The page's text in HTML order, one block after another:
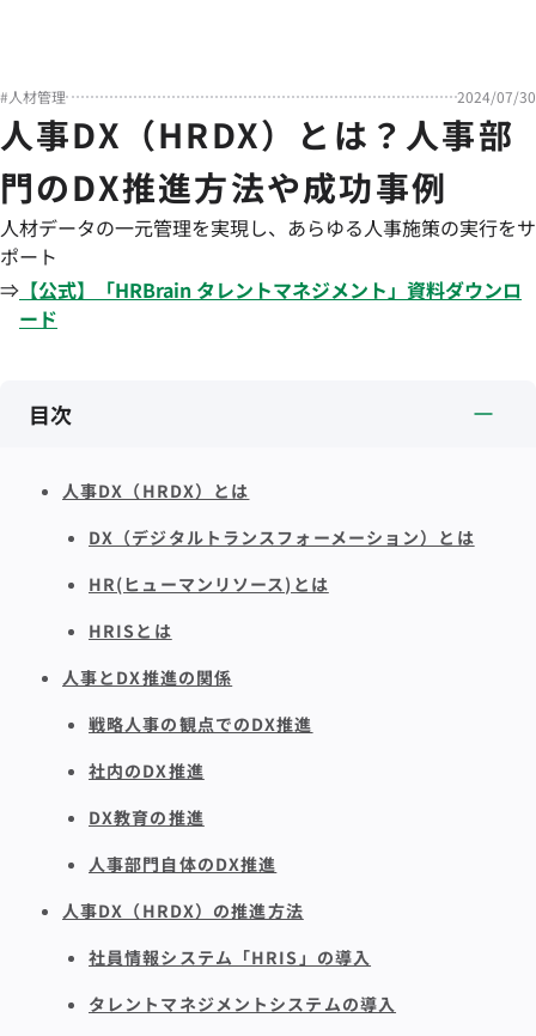
#人材管理 2024/07/30
人事DX（HRDX）とは？人事部
門のDX推進方法や成功事例
人材データの一元管理を実現し、あらゆる人事施策の実行をサ
ポート
⇒ 【公式】「HRBrain タレントマネジメント」資料ダウンロ
ード
目次
人事DX（HRDX）とは
DX（デジタルトランスフォーメーション）とは
HR(ヒューマンリソース)とは
HRISとは
人事とDX推進の関係
戦略人事の観点でのDX推進
社内のDX推進
DX教育の推進
人事部門自体のDX推進
人事DX（HRDX）の推進方法
社員情報システム「HRIS」の導入
タレントマネジメントシステムの導入